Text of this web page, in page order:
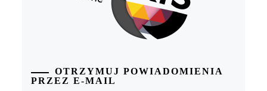
OTRZYMUJ POWIADOMIENIA
PRZEZ E-MAIL